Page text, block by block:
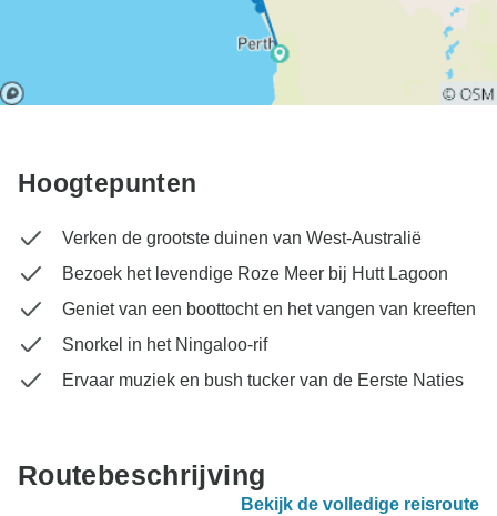
Hoogtepunten
Verken de grootste duinen van West-Australië
Bezoek het levendige Roze Meer bij Hutt Lagoon
Geniet van een boottocht en het vangen van kreeften
Snorkel in het Ningaloo-rif
Ervaar muziek en bush tucker van de Eerste Naties
Routebeschrijving
Bekijk de volledige reisroute